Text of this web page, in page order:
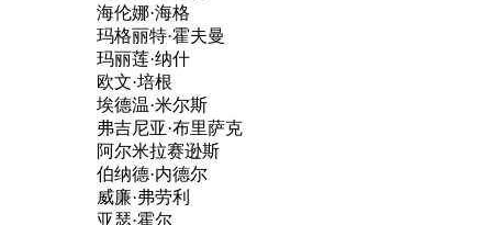
海伦娜·海格
玛格丽特·霍夫曼
玛丽莲·纳什
欧文·培根
埃德温·米尔斯
弗吉尼亚·布里萨克
阿尔米拉赛逊斯
伯纳德·内德尔
威廉·弗劳利
亚瑟·霍尔